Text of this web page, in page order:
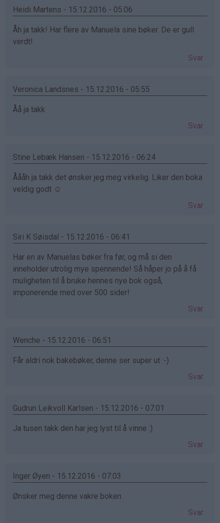
Heidi Martens - 15.12.2016 - 05:06
Åh ja takk! Har flere av Manuela sine bøker. De er gull
verdt!
Svar
Veronica Landsnes - 15.12.2016 - 05:55
Åå ja takk
Svar
Stine Lebæk Hansen - 15.12.2016 - 06:24
Åååh ja takk det ønsker jeg meg virkelig. Liker den boka
veldig godt ☺
Svar
Siri K Søisdal - 15.12.2016 - 06:41
Har en av Manuelas bøker fra før, og må si den
inneholder utrolig mye spennende! Så håper jo på å få
muligheten til å bruke hennes nye bok også,
imponerende med over 500 sider!
Svar
Wenche - 15.12.2016 - 06:51
Får aldri nok bakebøker, denne ser super ut :-)
Svar
Gudrun Leikvoll Karlsen - 15.12.2016 - 07:01
Ja tusen takk den har jeg lyst til å vinne :)
Svar
Inger Øyen - 15.12.2016 - 07:03
Ønsker meg denne vakre boken
Svar